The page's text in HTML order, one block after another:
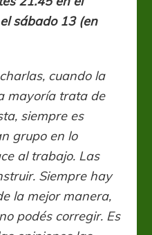
sábado 13 (en
cuando la
mayoría trata de
siempre es
grupo en lo
al trabajo. Las
Siempre hay
la mejor manera,
podés corregir. Es